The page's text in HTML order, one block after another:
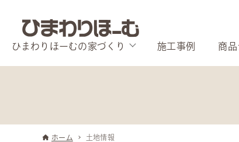
ひまわりほーむの家づくり 施工事例 商品
ホーム 土地情報